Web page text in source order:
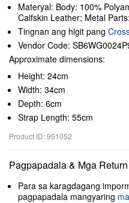
Materyal: Body: 100%
Calfskin Leather; Metal
Tingnan ang higit pang
Vendor Code:
Approximate dimensions:
Height: 24cm
Width: 34cm
Depth: 6cm
Strap Length: 55cm
Product ID: 951052
Pagpapadala & Mga Return
Para sa karagdagang
pagpapadala mangyaring